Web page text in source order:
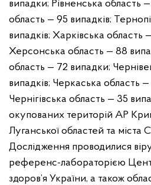
випадки; Рівненська область
область — 95 випадків;
випадків; Харківська область
Херсонська область — 88
область — 72 випадки;
випадків; Черкаська область —
Чернігівська область — 35
окупованих територій АР
Луганської областей та міста
Дослідження проводилися
референс-лабораторією
здоров’я України, а також